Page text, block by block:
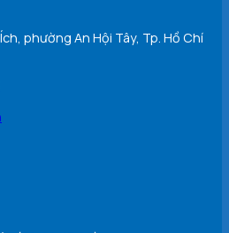
phường An Hội Tây, Tp. Hồ Chí